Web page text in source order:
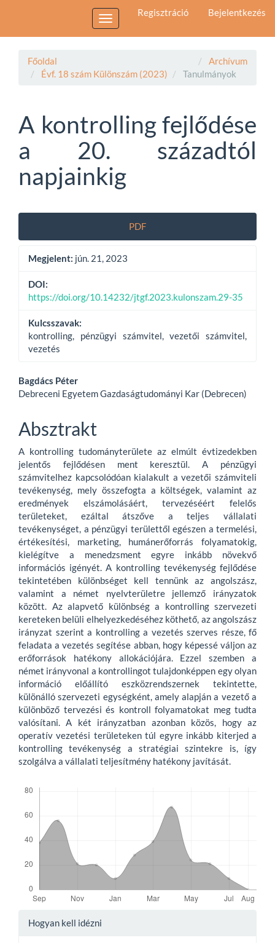
Sidebar
Regisztráció Bejelentkezés
Toggle
navigation
Főoldal
Archívum
Évf. 18 szám Különszám (2023)
Tanulmányok
A kontrolling fejlődése
a 20. századtól
napjainkig
Article
Sidebar
PDF
Megjelent: jún. 21, 2023
DOI:
https://doi.org/10.14232/jtgf.2023.kulonszam.29-35
Kulcsszavak:
kontrolling, pénzügyi számvitel, vezetői számvitel,
vezetés
Main
Article
Content
Bagdács Péter
Debreceni Egyetem Gazdaságtudományi Kar (Debrecen)
Absztrakt
A kontrolling tudományterülete az elmúlt évtizedekben
jelentős fejlődésen ment keresztül. A pénzügyi
számvitelhez kapcsolódóan kialakult a vezetői számviteli
tevékenység, mely összefogta a költségek, valamint az
eredmények elszámolásáért, tervezéséért felelős
területeket, ezáltal átszőve a teljes vállalati
tevékenységet, a pénzügyi területtől egészen a termelési,
értékesítési, marketing, humánerőforrás folyamatokig,
kielégítve a menedzsment egyre inkább növekvő
információs igényét. A kontrolling tevékenység fejlődése
tekintetében különbséget kell tennünk az angolszász,
valamint a német nyelvterületre jellemző irányzatok
között. Az alapvető különbség a kontrolling szervezeti
kereteken belüli elhelyezkedéséhez köthető, az angolszász
irányzat szerint a kontrolling a vezetés szerves része, fő
feladata a vezetés segítése abban, hogy képessé váljon az
erőforrások hatékony allokációjára. Ezzel szemben a
német irányvonal a kontrollingot tulajdonképpen egy olyan
információ előállító eszközrendszernek tekintette,
különálló szervezeti egységként, amely alapján a vezető a
különböző tervezési és kontroll folyamatokat meg tudta
valósítani. A két irányzatban azonban közös, hogy az
operatív vezetési területeken túl egyre inkább kiterjed a
kontrolling tevékenység a stratégiai szintekre is, így
szolgálva a vállalati teljesítmény hatékony javítását.
Article
Hogyan kell idézni